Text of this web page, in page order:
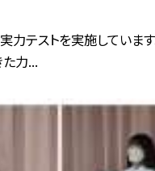
力テストを実施しています
力...